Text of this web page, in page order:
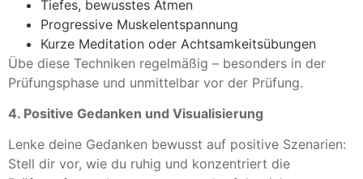
Tiefes, bewusstes Atmen
Progressive Muskelentspannung
Kurze Meditation oder Achtsamkeitsübungen
Übe diese Techniken regelmäßig – besonders in der
Prüfungsphase und unmittelbar vor der Prüfung.
4. Positive Gedanken und Visualisierung
Lenke deine Gedanken bewusst auf positive Szenarien:
Stell dir vor, wie du ruhig und konzentriert die